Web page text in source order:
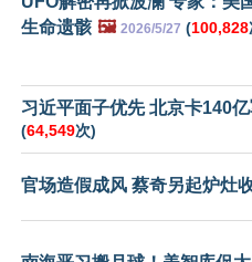
生命遗骸 🖼️ 2026/5/27 (100,828
习近平面子优先 北京卡140
(64,549次)
官场造假成风 蔡奇另起炉灶